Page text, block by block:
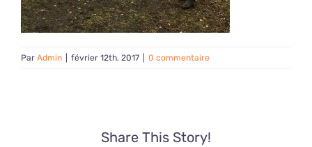
Par Admin février 12th, 2017 0 commentaire
Share This Story!